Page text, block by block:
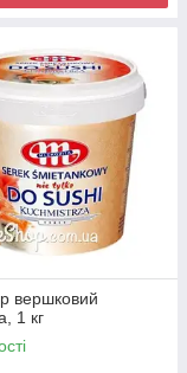
вершковий
1 кг